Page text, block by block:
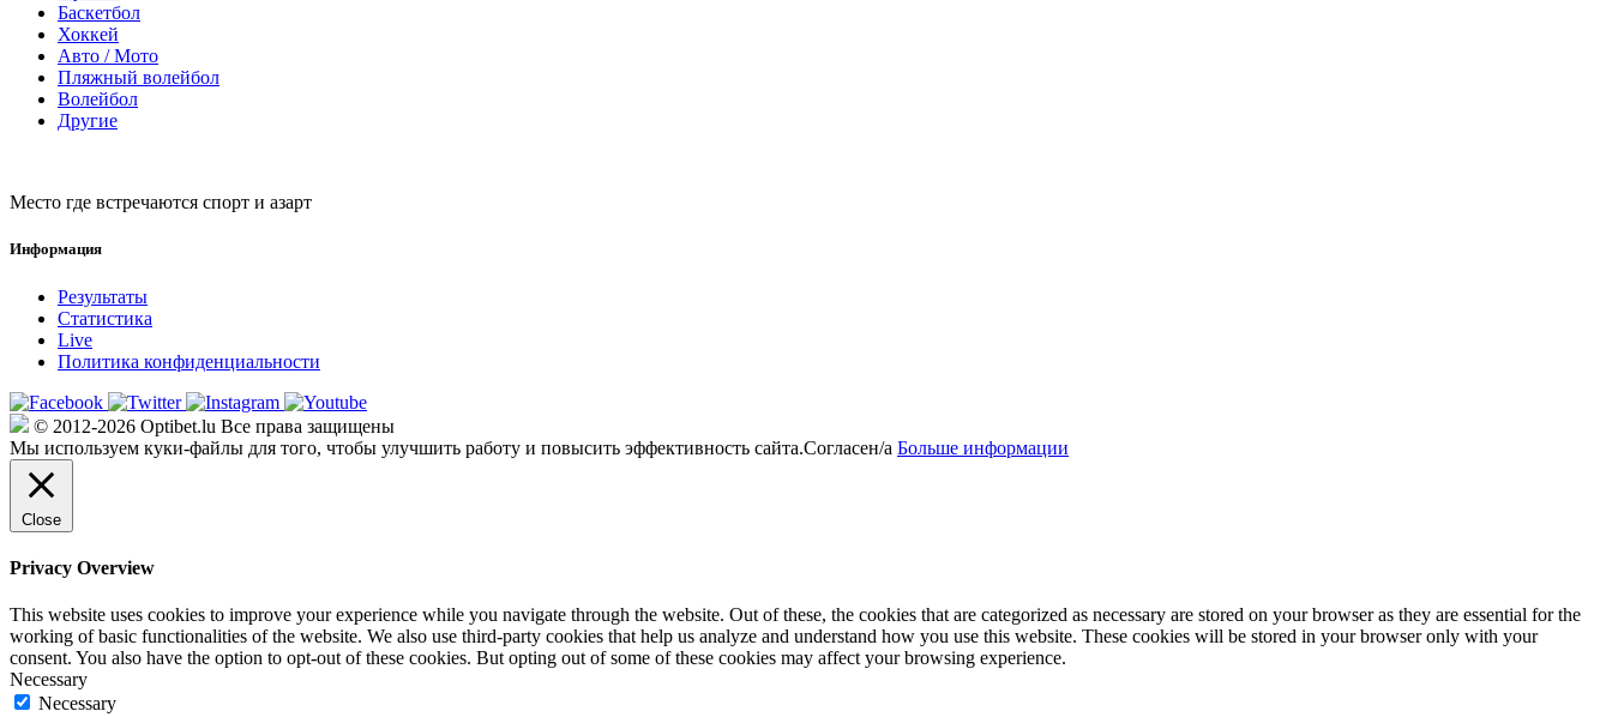
Баскетбол
Хоккей
Авто / Мото
Пляжный волейбол
Волейбол
Другие
Место где встречаются спорт и азарт
Информация
Результаты
Статистика
Live
Политика конфиденциальности
© 2012-2026 Optibet.lu Все права защищены
Мы используем куки-файлы для того, чтобы улучшить работу и повысить эффективность сайта.Согласен/а Больше информации
Close
Privacy Overview
This website uses cookies to improve your experience while you navigate through the website. Out of these, the cookies that are categorized as necessary are stored on your browser as they are essential for the
working of basic functionalities of the website. We also use third-party cookies that help us analyze and understand how you use this website. These cookies will be stored in your browser only with your
consent. You also have the option to opt-out of these cookies. But opting out of some of these cookies may affect your browsing experience.
Necessary
Necessary